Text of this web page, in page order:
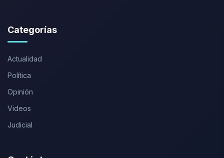
Categorías
Actualidad
Política
Opinión
Videos
Judicial